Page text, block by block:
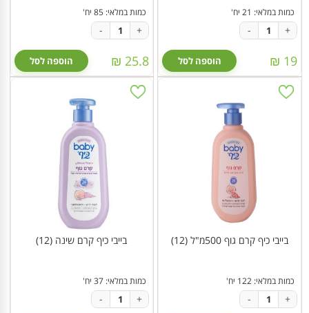
כמות במלאי: 21 יח'
19 ₪
- +
הוספה לסל
כמות במלאי: 85 יח'
25.8 ₪
- +
הוספה לסל
בייבי כיף קרם גוף 500מ"ל (12)
כמות במלאי: 122 יח'
- +
בייבי כיף קרם שינה (12)
כמות במלאי: 37 יח'
- +